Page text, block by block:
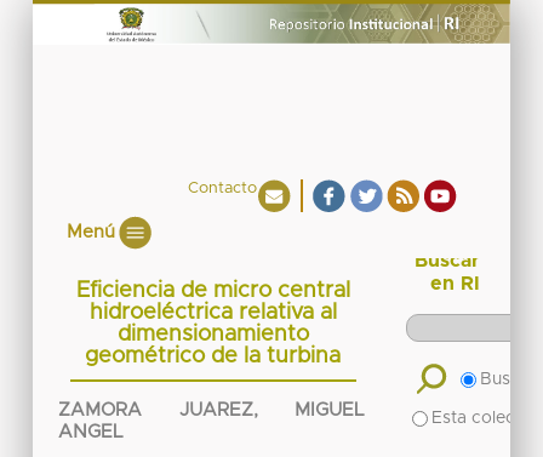
Contacto
Menú
Eficiencia de micro central
hidroeléctrica relativa al
dimensionamiento
geométrico de la turbina
ZAMORA JUAREZ, MIGUEL
ANGEL
Buscar
en RI
Buscar
Esta